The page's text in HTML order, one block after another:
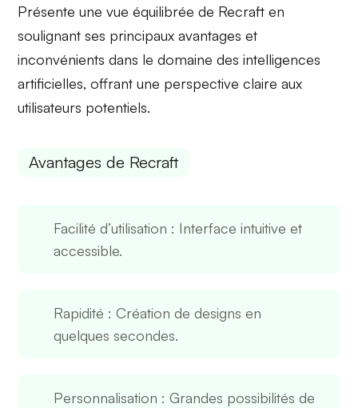
Présente une vue équilibrée de Recraft en
soulignant ses principaux avantages et
inconvénients dans le domaine des intelligences
artificielles, offrant une perspective claire aux
utilisateurs potentiels.
Avantages de Recraft
Facilité d’utilisation : Interface intuitive et
accessible.
Rapidité : Création de designs en
quelques secondes.
Personnalisation : Grandes possibilités de